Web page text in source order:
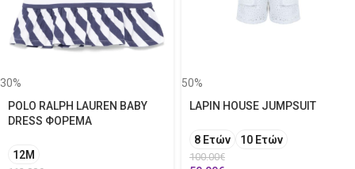
30%
POLO RALPH LAUREN BABY
DRESS ΦΟΡΕΜΑ
12Μ
50%
LAPIN HOUSE JUMPSUIT
8 Ετών 10 Ετών
100.00€